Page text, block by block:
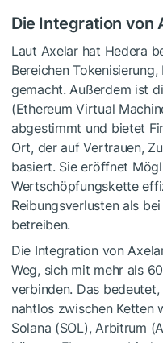
Die Integration von
Laut Axelar hat Hedera
Bereichen
gemacht. Außerdem ist
(Ethereum Virtual
abgestimmt und bietet
Ort, der auf Vertrauen,
basiert. Sie eröffnet
Wertschöpfungskette
Reibungsverlusten als
betreiben.
Die Integration von
Weg, sich mit mehr als
verbinden. Das
nahtlos zwischen Ketten
Solana (SOL), Arbitrum